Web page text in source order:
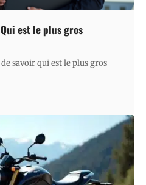
est le plus gros
savoir qui est le plus gros